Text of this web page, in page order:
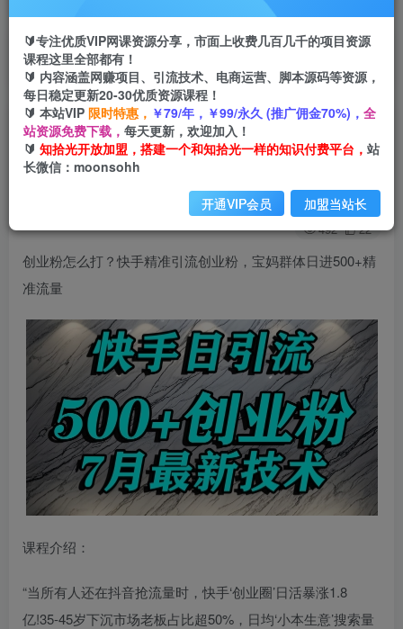
创业粉怎么打？快手精准引流创业粉，宝妈群体日
进500+精准流量
关注 私信
492 22
创业粉怎么打？快手精准引流创业粉，宝妈群体日进500+精
准流量
课程介绍：
“当所有人还在抖音抢流量时，快手‘创业圈’日活暴涨1.8
亿!35-45岁下沉市场老板占比超50%，日均‘小本生意’搜索量
🔰专注优质VIP网课资源分享，市面上收费几百几千的项目资源
课程这里全部都有！
🔰 内容涵盖网赚项目、引流技术、电商运营、脚本源码等资源，
每日稳定更新20-30优质资源课程！
🔰 本站VIP 限时特惠， ￥79/年，￥99/永久 (推广佣金70%)， 全
站资源免费下载， 每天更新，欢迎加入！
🔰 知拾光开放加盟，搭建一个和知拾光一样的知识付费平台， 站
长微信：moonsohh
开通VIP会员 加盟当站长